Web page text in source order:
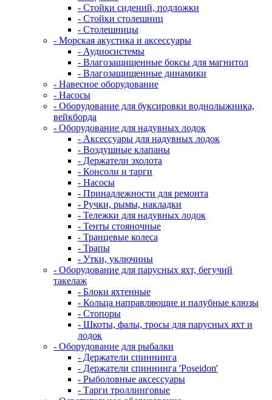
- Стойки сидений, подложки
- Стойки столешниц
- Столешницы
- Морская акустика и аксессуары
- Аудиосистемы
- Влагозащищенные боксы для магнитол
- Влагозащищенные динамики
- Навесное оборудование
- Насосы
- Оборудование для буксировки воднолыжника,
вейкборда
- Оборудование для надувных лодок
- Аксессуары для надувных лодок
- Воздушные клапаны
- Держатели эхолота
- Консоли и тарги
- Насосы
- Принадлежности для ремонта
- Ручки, рымы, накладки
- Тележки для надувных лодок
- Тенты стояночные
- Транцевые колеса
- Трапы
- Утки, уключины
- Оборудование для парусных яхт, бегучий
такелаж
- Блоки яхтенные
- Кольца направляющие и палубные клюзы
- Стопоры
- Шкоты, фалы, тросы для парусных яхт и
лодок
- Оборудование для рыбалки
- Держатели спиннинга
- Держатели спиннинга 'Poseidon'
- Рыболовные аксессуары
- Тарги троллинговые